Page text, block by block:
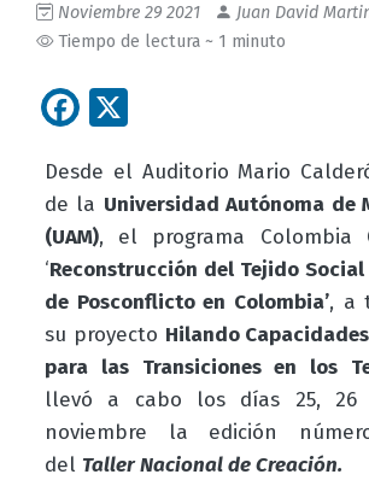
Noviembre 29 2021
Juan David
Tiempo de lectura ~ 1 minuto
Facebook
Desde el Auditorio Mario
de la Universidad Autónoma de
(UAM), el programa Colombia
‘Reconstrucción del Tejido Social
de Posconflicto en Colombia’, a
su proyecto Hilando
para las Transiciones en los
llevó a cabo los días 25, 26
noviembre la edición
del Taller Nacional de Creación.